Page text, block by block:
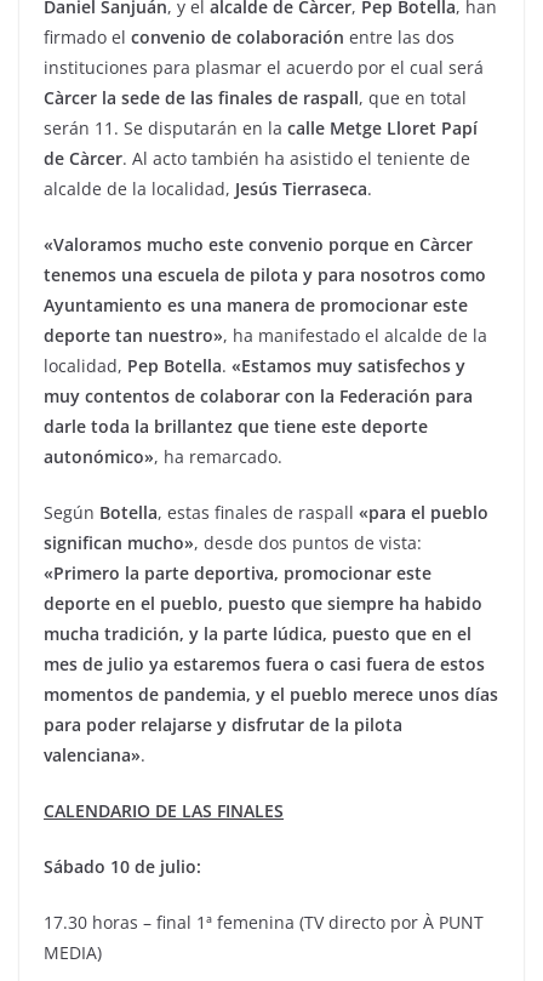
Daniel Sanjuán, y el alcalde de Càrcer, Pep Botella, han
firmado el convenio de colaboración entre las dos
instituciones para plasmar el acuerdo por el cual será
Càrcer la sede de las finales de raspall, que en total
serán 11. Se disputarán en la calle Metge Lloret Papí
de Càrcer. Al acto también ha asistido el teniente de
alcalde de la localidad, Jesús Tierraseca.
«Valoramos mucho este convenio porque en Càrcer
tenemos una escuela de pilota y para nosotros como
Ayuntamiento es una manera de promocionar este
deporte tan nuestro», ha manifestado el alcalde de la
localidad, Pep Botella. «Estamos muy satisfechos y
muy contentos de colaborar con la Federación para
darle toda la brillantez que tiene este deporte
autonómico», ha remarcado.
Según Botella, estas finales de raspall «para el pueblo
significan mucho», desde dos puntos de vista:
«Primero la parte deportiva, promocionar este
deporte en el pueblo, puesto que siempre ha habido
mucha tradición, y la parte lúdica, puesto que en el
mes de julio ya estaremos fuera o casi fuera de estos
momentos de pandemia, y el pueblo merece unos días
para poder relajarse y disfrutar de la pilota
valenciana».
CALENDARIO DE LAS FINALES
Sábado 10 de julio:
17.30 horas – final 1ª femenina (TV directo por À PUNT
MEDIA)